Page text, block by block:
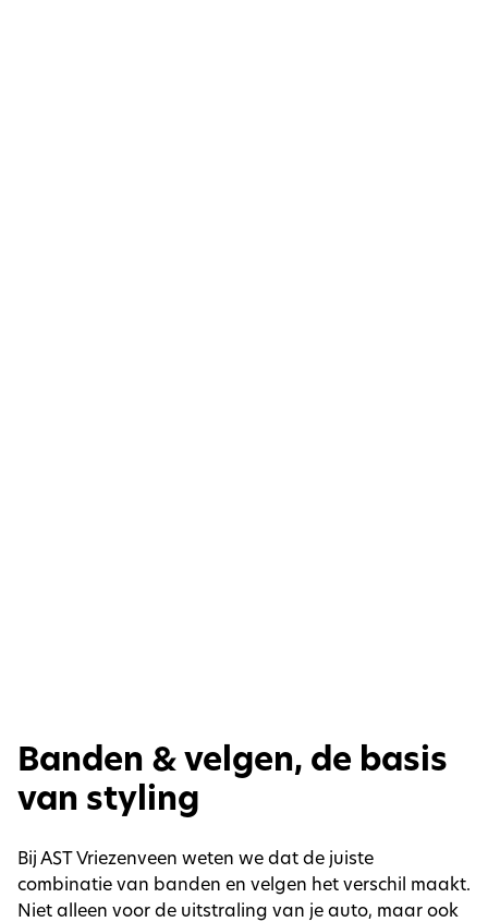
Banden & velgen, de basis
van styling
Bij AST Vriezenveen weten we dat de juiste
combinatie van banden en velgen het verschil maakt.
Niet alleen voor de uitstraling van je auto, maar ook